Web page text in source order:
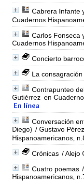
Cabrera Infante
Cuadernos
Carlos Fonseca
Cuadernos
Concierto
La
Contrapunteo
Gutiérrez en
Conversación
Diego) / Gustavo
Hispanoamericanos,
Crónicas / Alejo
Cuatro poemas
Hispanoamericanos,